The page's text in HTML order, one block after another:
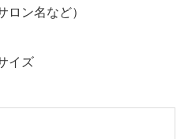
ロン名など）
イズ